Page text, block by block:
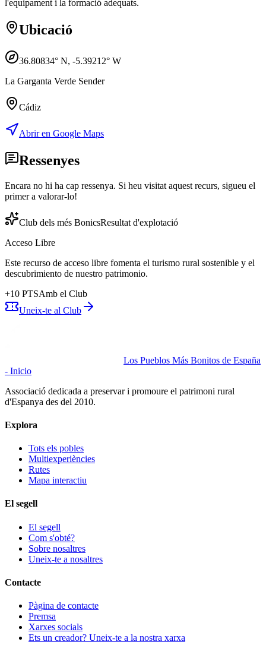
l'equipament i la formació adequats.
Ubicació
36.80834° N, -5.39212° W
La Garganta Verde Sender
Cádiz
Abrir en Google Maps
Ressenyes
Encara no hi ha cap ressenya. Si heu visitat aquest recurs, sigueu el
primer a valorar-lo!
Club dels més BonicsResultat d'explotació
Acceso Libre
Este recurso de acceso libre fomenta el turismo rural sostenible y el
descubrimiento de nuestro patrimonio.
+10 PTSAmb el Club
Uneix-te al Club
Los Pueblos Más Bonitos de España
- Inicio
Associació dedicada a preservar i promoure el patrimoni rural
d'Espanya des del 2010.
Explora
Tots els pobles
Multiexperiències
Rutes
Mapa interactiu
El segell
El segell
Com s'obté?
Sobre nosaltres
Uneix-te a nosaltres
Contacte
Pàgina de contacte
Premsa
Xarxes socials
Ets un creador? Uneix-te a la nostra xarxa